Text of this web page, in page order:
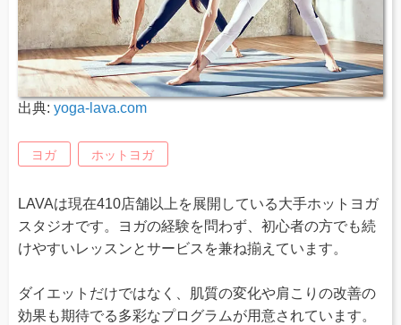
出典: yoga-lava.com
ヨガ ホットヨガ
LAVAは現在410店舗以上を展開している大手ホットヨガ
スタジオです。ヨガの経験を問わず、初心者の方でも続
けやすいレッスンとサービスを兼ね揃えています。
ダイエットだけではなく、肌質の変化や肩こりの改善の
効果も期待でる多彩なプログラムが用意されています。